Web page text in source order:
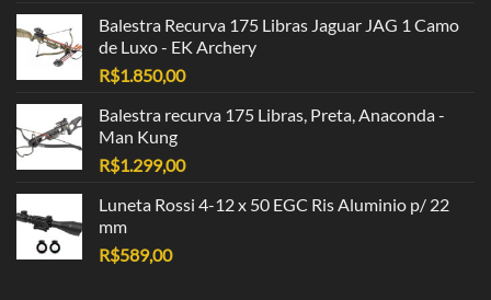
Balestra Recurva 175 Libras Jaguar JAG 1 Camo
de Luxo - EK Archery
R$1.850,00
Balestra recurva 175 Libras, Preta, Anaconda -
Man Kung
R$1.299,00
Luneta Rossi 4-12 x 50 EGC Ris Aluminio p/ 22
mm
R$589,00